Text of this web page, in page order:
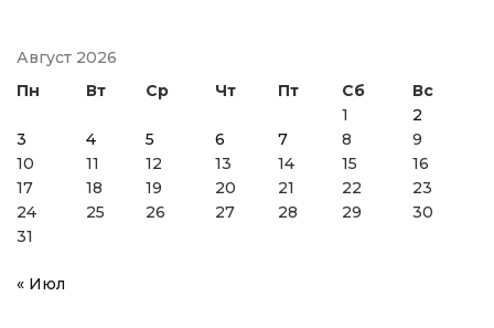
Август 2026
Пн
Вт Ср Чт Пт Сб
Вс
1
2
3
4 5 6 7 8
9
10
11 12 13 14 15
16
17
18 19 20 21 22
23
24
25 26 27 28 29
30
31
« Июл